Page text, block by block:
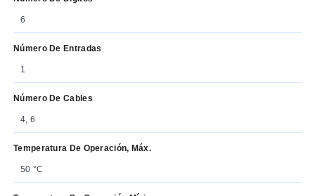
6
Número De Entradas
1
Número De Cables
4, 6
Temperatura De Operación, Máx.
50 °C